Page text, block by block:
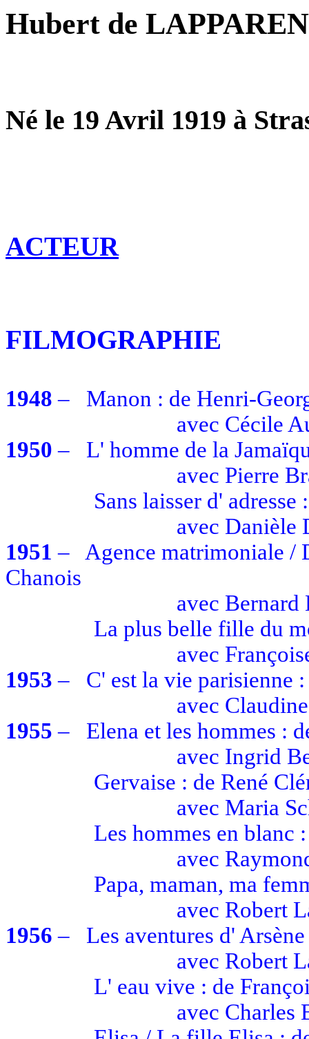
Hubert de
Né le 19 Avril 1919 à
ACTEUR
FILMOGRAPHIE
1948–
Manon : de Henri-
avec Cécile
1950– L' homme de la
avec Pierre
Sans laisser d' adresse
avec Danièle
1951–
Agence matrimoniale /
Chanois
avec Bernard
La plus belle fille du
avec
1953– C' est la vie parisienne
avec
1955–
Elena et les hommes :
avec Ingrid
Gervaise : de René
avec Maria
Les hommes en blanc
avec
Papa, maman, ma
avec Robert
1956–
Les aventures d'
avec Robert
L' eau vive : de
avec Charles